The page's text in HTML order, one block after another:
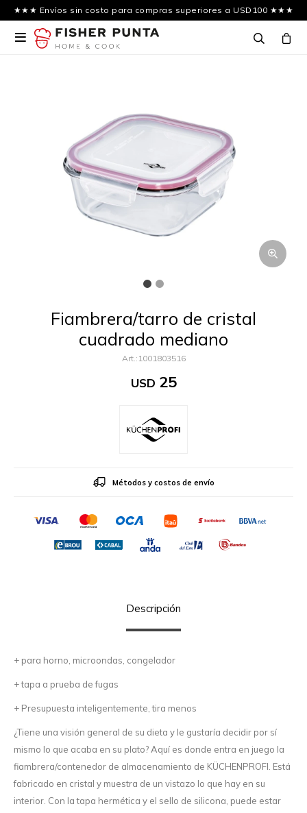
★★★ Envíos sin costo para compras superiores a USD100 ★★★

Fiambrera/tarro de cristal
cuadrado mediano
1001803516
USD 25
Métodos y costos de envío
Descripción
+ para horno, microondas, congelador
+ tapa a prueba de fugas
+ Presupuesta inteligentemente, tira menos
¿Tiene una visión general de su dieta y le gustaría decidir por sí
mismo lo que acaba en su plato? Aquí es donde entra en juego la
fiambrera/contenedor de almacenamiento de KÜCHENPROFI. Está
fabricado en cristal y muestra de un vistazo lo que hay en su
interior. Con la tapa hermética y el sello de silicona, puede estar